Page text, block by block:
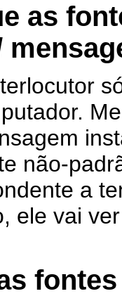
as
não-
a
ele vai